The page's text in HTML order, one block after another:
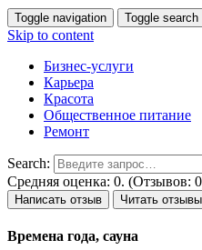
Toggle navigation Toggle search
Skip to content
Бизнес-услуги
Карьера
Красота
Общественное питание
Ремонт
Search:
Средняя оценка: 0. (Отзывов:
Написать отзыв Читать отзывы
Времена года, сауна